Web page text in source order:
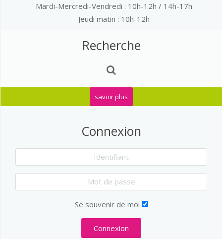
Mardi-Mercredi-Vendredi : 10h-12h / 14h-17h
Jeudi matin : 10h-12h
Recherche
savoir plus
Connexion
Se souvenir de moi
Connexion